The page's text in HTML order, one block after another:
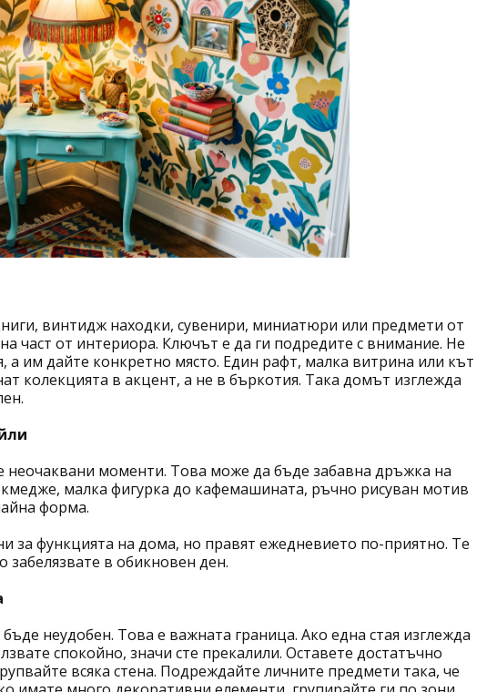
винтидж находки, сувенири, миниатюри или предмети от
част от интериора. Ключът е да ги подредите с внимание. Не
а им дайте конкретно място. Един рафт, малка витрина или кът
колекцията в акцент, а не в бъркотия. Така домът изглежда
неочаквани моменти. Това може да бъде забавна дръжка на
малка фигурка до кафемашината, ръчно рисуван мотив
форма.
за функцията на дома, но правят ежедневието по-приятно. Те
забелязвате в обикновен ден.
неудобен. Това е важната граница. Ако една стая изглежда
спокойно, значи сте прекалили. Оставете достатъчно
всяка стена. Подреждайте личните предмети така, че